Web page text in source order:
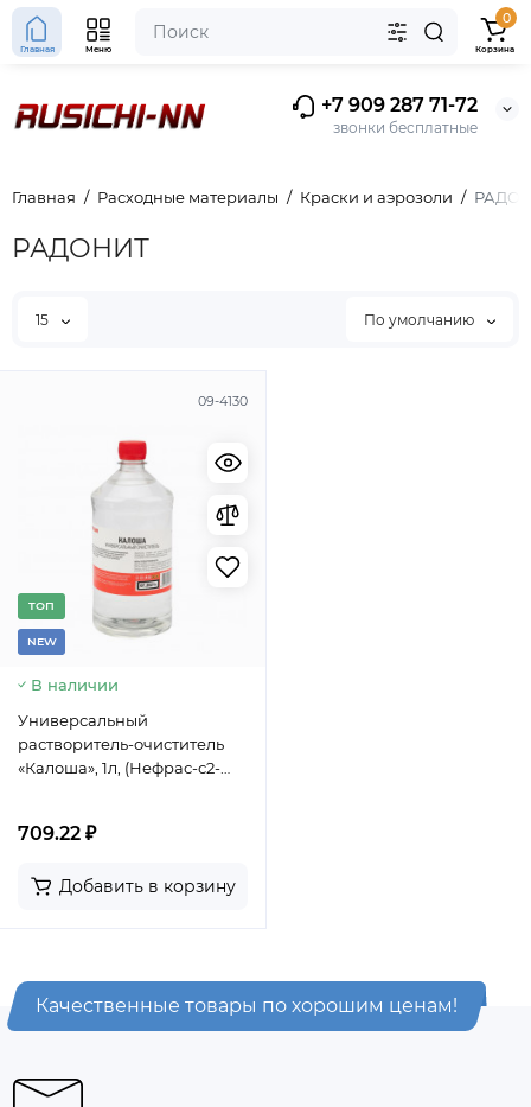
+7 909 287 71-72
звонки бесплатные
Главная Меню
0
Корзина
Главная Расходные материалы Краски и аэрозоли
РАДОНИТ
15 По умолчанию
09-4130
TОП
NEW
В наличии
Универсальный
растворитель-очиститель
«Калоша», 1л, (Нефрас-с2-
709.22 ₽
Добавить в корзину
Качественные товары по хорошим ценам!